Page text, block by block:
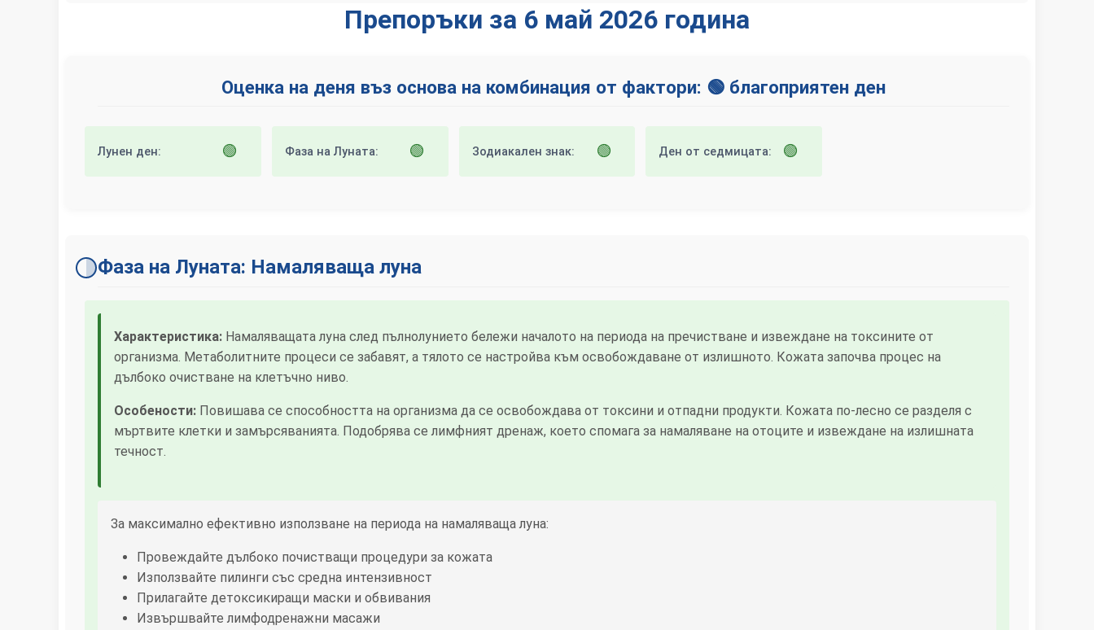
Препоръки за 6 май 2026 година
Оценка на деня въз основа на комбинация от фактори: 🟢 благоприятен ден
Лунен ден: 🟢 Фаза на Луната: 🟢 Зодиакален знак: 🟢 Ден от седмицата: 🟢
Фаза на Луната: Намаляваща луна
Характеристика: Намаляващата луна след пълнолунието бележи началото на периода на пречистване и извеждане на токсините от
организма. Метаболитните процеси се забавят, а тялото се настройва към освобождаване от излишното. Кожата започва процес на
дълбоко очистване на клетъчно ниво.
Особености: Повишава се способността на организма да се освобождава от токсини и отпадни продукти. Кожата по-лесно се разделя с
мъртвите клетки и замърсяванията. Подобрява се лимфният дренаж, което спомага за намаляване на отоците и извеждане на излишната
течност.
За максимално ефективно използване на периода на намаляваща луна:
Провеждайте дълбоко почистващи процедури за кожата
Използвайте пилинги със средна интензивност
Прилагайте детоксикиращи маски и обвивания
Извършвайте лимфодренажни масажи